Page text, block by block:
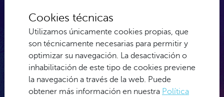
¿Olvidó su contraseña o usuario?
○
Cookies técnicas
Utilizamos únicamente cookies propias, que
son técnicamente necesarias para permitir y
optimizar su navegación. La desactivación o
inhabilitación de este tipo de cookies previene
la navegación a través de la web. Puede
obtener más información en nuestra Política